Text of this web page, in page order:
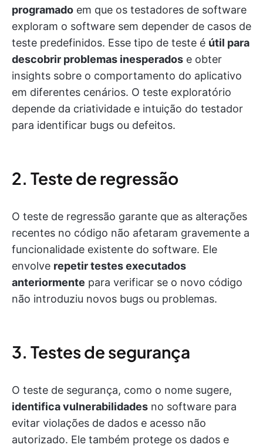
programado em que os testadores de software
exploram o software sem depender de casos de
teste predefinidos. Esse tipo de teste é útil para
descobrir problemas inesperados e obter
insights sobre o comportamento do aplicativo
em diferentes cenários. O teste exploratório
depende da criatividade e intuição do testador
para identificar bugs ou defeitos.
2. Teste de regressão
O teste de regressão garante que as alterações
recentes no código não afetaram gravemente a
funcionalidade existente do software. Ele
envolve repetir testes executados
anteriormente para verificar se o novo código
não introduziu novos bugs ou problemas.
3. Testes de segurança
O teste de segurança, como o nome sugere,
identifica vulnerabilidades no software para
evitar violações de dados e acesso não
autorizado. Ele também protege os dados e